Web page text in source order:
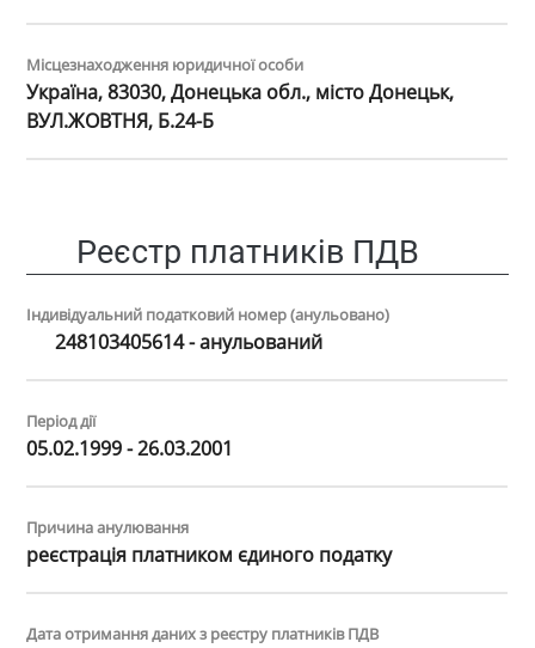
Місцезнаходження юридичної особи
Україна, 83030, Донецька обл., місто Донецьк,
ВУЛ.ЖОВТНЯ, Б.24-Б
Реєстр платників ПДВ
Індивідуальний податковий номер (анульовано)
248103405614 - анульований
Період дії
05.02.1999 - 26.03.2001
Причина анулювання
реєстрацiя платником єдиного податку
Дата отримання даних з реєстру платників ПДВ